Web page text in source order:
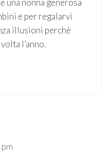
una nonna generosa
e per regalarvi
illusioni perchè
l’anno.